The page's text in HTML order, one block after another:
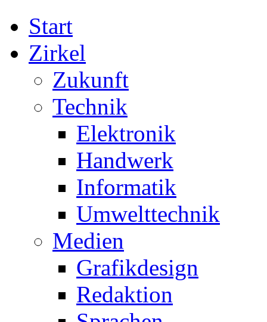
Start
Zirkel
Zukunft
Technik
Elektronik
Handwerk
Informatik
Umwelttechnik
Medien
Grafikdesign
Redaktion